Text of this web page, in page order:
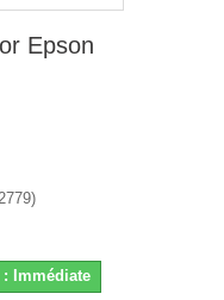
Epson
Immédiate